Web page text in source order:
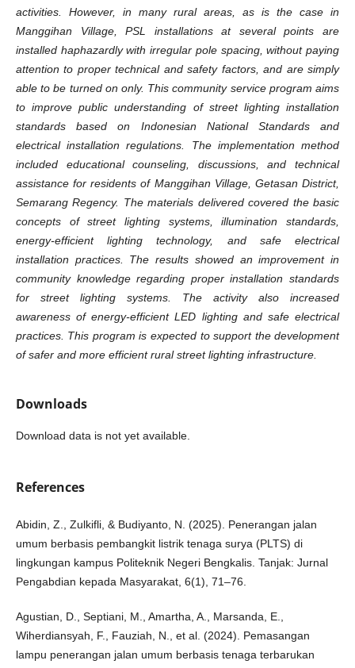
activities. However, in many rural areas, as is the case in
Manggihan Village, PSL installations at several points are
installed haphazardly with irregular pole spacing, without paying
attention to proper technical and safety factors, and are simply
able to be turned on only. This community service program aims
to improve public understanding of street lighting installation
standards based on Indonesian National Standards and
electrical installation regulations. The implementation method
included educational counseling, discussions, and technical
assistance for residents of Manggihan Village, Getasan District,
Semarang Regency. The materials delivered covered the basic
concepts of street lighting systems, illumination standards,
energy-efficient lighting technology, and safe electrical
installation practices. The results showed an improvement in
community knowledge regarding proper installation standards
for street lighting systems. The activity also increased
awareness of energy-efficient LED lighting and safe electrical
practices. This program is expected to support the development
of safer and more efficient rural street lighting infrastructure.
Downloads
Download data is not yet available.
References
Abidin, Z., Zulkifli, & Budiyanto, N. (2025). Penerangan jalan
umum berbasis pembangkit listrik tenaga surya (PLTS) di
lingkungan kampus Politeknik Negeri Bengkalis. Tanjak: Jurnal
Pengabdian kepada Masyarakat, 6(1), 71–76.
Agustian, D., Septiani, M., Amartha, A., Marsanda, E.,
Wiherdiansyah, F., Fauziah, N., et al. (2024). Pemasangan
lampu penerangan jalan umum berbasis tenaga terbarukan